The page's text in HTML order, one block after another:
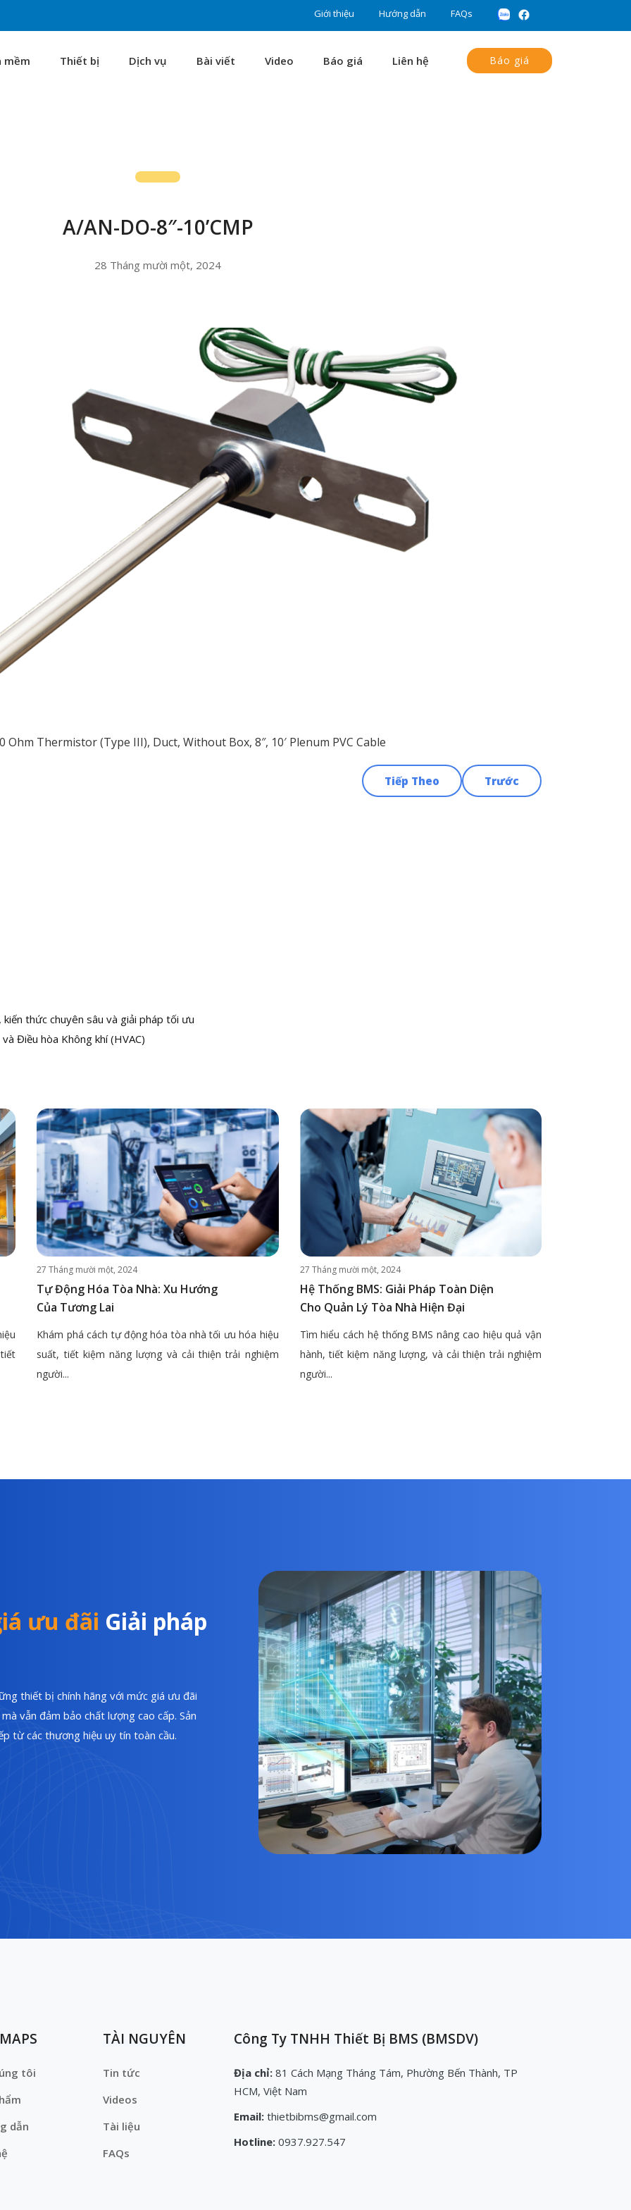
Giới thiệu Hướng dẫn FAQs
mềm Thiết bị Dịch vụ Bài viết Video Báo giá Liên hệ Báo giá
A/AN-DO-8″-10’CMP
28 Tháng mười một, 2024
Ohm Thermistor (Type III), Duct, Without Box, 8″, 10′ Plenum PVC Cable
Trước
Tiếp Theo
thức chuyên sâu và giải pháp tối ưu
Điều hòa Không khí (HVAC)
27 Tháng mười một, 2024
Tự Động Hóa Tòa Nhà: Xu Hướng
Của Tương Lai
Khám phá cách tự động hóa tòa nhà tối ưu hóa hiệu
suất, tiết kiệm năng lượng và cải thiện trải nghiệm
người...
27 Tháng mười một, 2024
Hệ Thống BMS: Giải Pháp Toàn Diện
Cho Quản Lý Tòa Nhà Hiện Đại
Tìm hiểu cách hệ thống BMS nâng cao hiệu quả vận
hành, tiết kiệm năng lượng, và cải thiện trải nghiệm
người...
ưu đãi Giải pháp
thiết bị chính hãng với mức giá ưu đãi
vẫn đảm bảo chất lượng cao cấp. Sản
từ các thương hiệu uy tín toàn cầu.
tôi
dẫn
TÀI NGUYÊN
Tin tức
Videos
Tài liệu
FAQs
Công Ty TNHH Thiết Bị BMS (BMSDV)
Địa chỉ: 81 Cách Mạng Tháng Tám, Phường Bến Thành, TP
HCM, Việt Nam
Email: thietbibms@gmail.com
Hotline: 0937.927.547